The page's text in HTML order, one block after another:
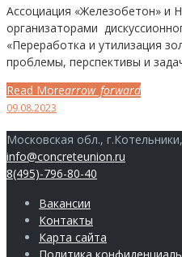
Ассоциация «Железобетон» и
организаторами
«Переработка и утилизация
проблемы, перспективы и
Read Morearrow_forward
Facebook
Twitter
Google+
LinkedIn
Pinterest
09.08.2023
Московская обл.,
info@concreteunion.ru
8(495)-796-80-40
Вакансии
Контакты
Карта сайта
Политика